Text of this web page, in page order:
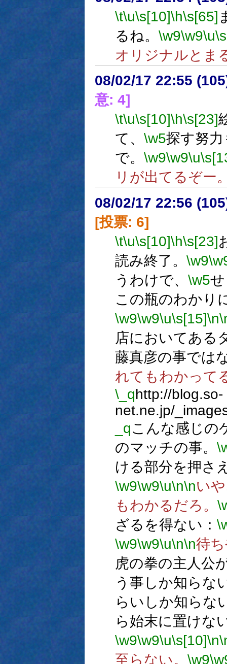
\t\u\s[10]\h\s[65]
るね。 \w9\w9\u
オリジナルとま
08/02/17 22:55
意: 4]
\t\u\s[10]\h\s[23]
て、 \w5探す努
で。 \w9\w9\u
リが出てるぞー
08/02/17 22:56
[投票: 6]
\t\u\s[10]\h\s[23]
読み終了。 \w9
うわけで、 \w5
この瓶のわかり
\w9\w9\u\s[15]\n
店においてある
藤真彦の事では
れてもわかって
\_qhttp://blog.so-
net.ne.jp/
_qこんな感じの
のマッチの事。
ける部分を押さ
\w9\w9\u\n\nい
もわかるだろ。
ざるを得ない：
\w9\w9\u\n\n待
虎の拳の主人公
う事しか知らな
らいしか知らな
ら始末に置けな
\w9\w9\u\s[10]\n
至らない。 \w9